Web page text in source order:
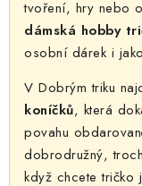
tvoření, hry nebo
dámská hobby
osobní dárek i
V Dobrým triku
koníčků, která
povahu
dobrodružný,
když chcete